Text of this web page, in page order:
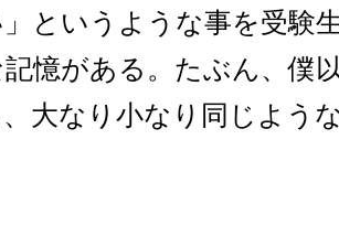
というような事を受験
憶がある。たぶん、僕
大なり小なり同じよう